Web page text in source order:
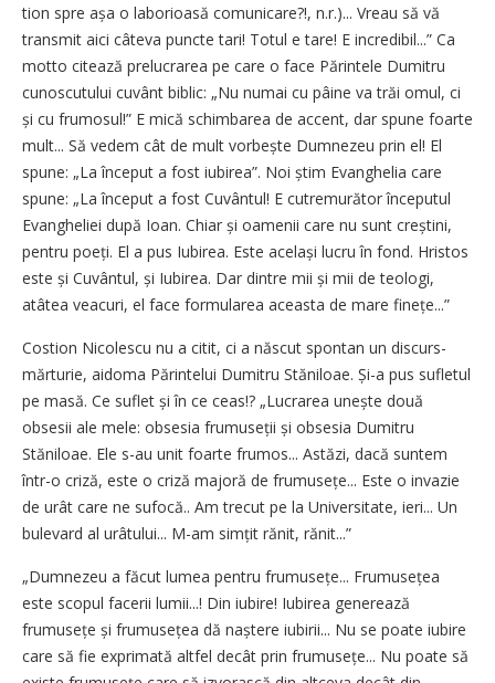
tion spre așa o laborioasă comunicare?!, n.r.)... Vreau să vă
transmit aici câteva puncte tari! Totul e tare! E incredibil...” Ca
motto citează prelucrarea pe care o face Părintele Dumitru
cunoscutului cuvânt biblic: „Nu numai cu pâine va trăi omul, ci
și cu frumosul!” E mică schimbarea de accent, dar spune foarte
mult... Să vedem cât de mult vorbește Dumnezeu prin el! El
spune: „La început a fost iubirea”. Noi știm Evanghelia care
spune: „La început a fost Cuvântul! E cutremurător începutul
Evangheliei după Ioan. Chiar și oamenii care nu sunt creștini,
pentru poeți. El a pus Iubirea. Este același lucru în fond. Hristos
este și Cuvântul, și Iubirea. Dar dintre mii și mii de teologi,
atâtea veacuri, el face formularea aceasta de mare finețe...”
Costion Nicolescu nu a citit, ci a născut spontan un discurs-
mărturie, aidoma Părintelui Dumitru Stăniloae. Și-a pus sufletul
pe masă. Ce suflet și în ce ceas!? „Lucrarea unește două
obsesii ale mele: obsesia frumuseții și obsesia Dumitru
Stăniloae. Ele s-au unit foarte frumos... Astăzi, dacă suntem
într-o criză, este o criză majoră de frumusețe... Este o invazie
de urât care ne sufocă.. Am trecut pe la Universitate, ieri... Un
bulevard al urâtului... M-am simțit rănit, rănit...”
„Dumnezeu a făcut lumea pentru frumusețe... Frumusețea
este scopul facerii lumii...! Din iubire! Iubirea generează
frumusețe și frumusețea dă naștere iubirii... Nu se poate iubire
care să fie exprimată altfel decât prin frumu­sețe... Nu poate să